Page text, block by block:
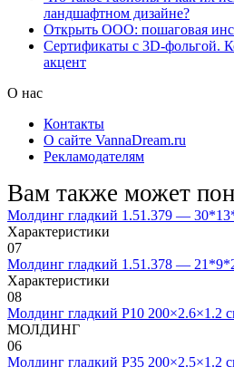
ландшафтном дизайне?
Открыть ООО: пошаговая
Сертификаты с 3D-фольгой.
акцент
О нас
Контакты
О сайте VannaDream.ru
Рекламодателям
Вам также может
Молдинг гладкий 1.51.379 —
Характеристики
07
Молдинг гладкий 1.51.378 —
Характеристики
08
Молдинг гладкий P10 200×2.6×1.2
МОЛДИНГ
06
Молдинг гладкий P35 200×2.5×1.2